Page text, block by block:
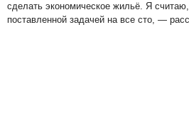
сделать экономическое жильё. Я
поставленной задачей на все сто, —